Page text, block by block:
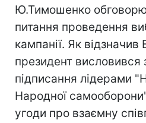
Ю.Тимошенко
питання проведення
кампанії. Як відзначив
президент висловився
підписання лідерами
Народної
угоди про взаємну